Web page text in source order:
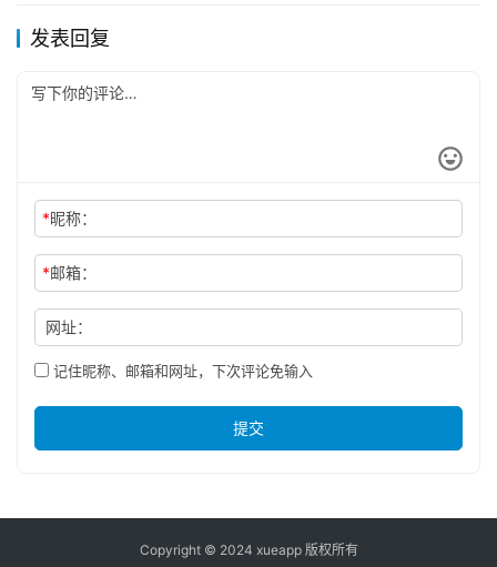
发表回复
*昵称：
*邮箱：
网址：
记住昵称、邮箱和网址，下次评论免输入
提交
Copyright © 2024 xueapp 版权所有